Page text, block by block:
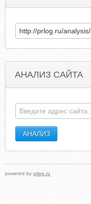
АНАЛИЗ САЙТА
powered by prlog.ru